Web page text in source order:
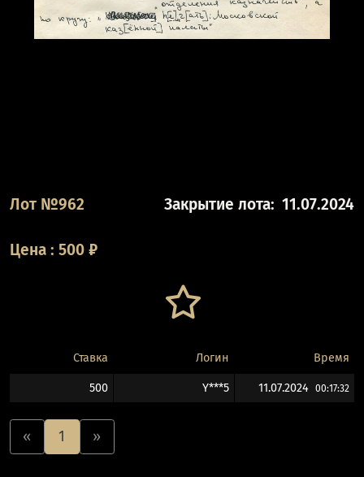
Лот №962 Закрытие лота: 11.07.2024
Цена : 500 ₽
Ставка Логин Время
500 Y***5 11.07.2024 00:17:32
« 1 »